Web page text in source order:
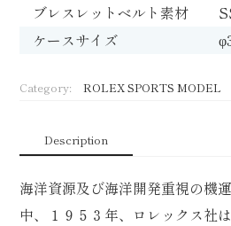
ブレスレットベルト素材
ケースサイズ
Category: ROLEX SPORTS MODEL
Description
海洋資源及び海洋開発重視の機
中、１９５３年、ロレックス社